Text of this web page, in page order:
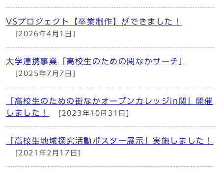
VSプロジェクト【卒業制作】ができました！
[2026年4月1日]
大学連携事業「高校生のための関なかサーチ」
[2025年7月7日]
「高校生のための街なかオープンカレッジin関」開催
しました！
[2023年10月31日]
「高校生地域探究活動ポスター展示」実施しました！
[2021年2月17日]